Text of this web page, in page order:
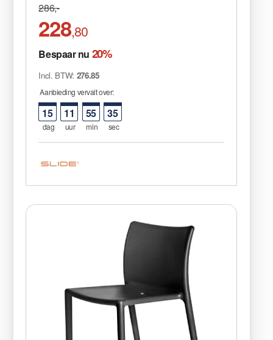
286,-
228,80
Bespaar nu 20%
Incl. BTW: 276.85
Aanbieding vervalt over:
15
dag
11
uur
55
min
35
sec